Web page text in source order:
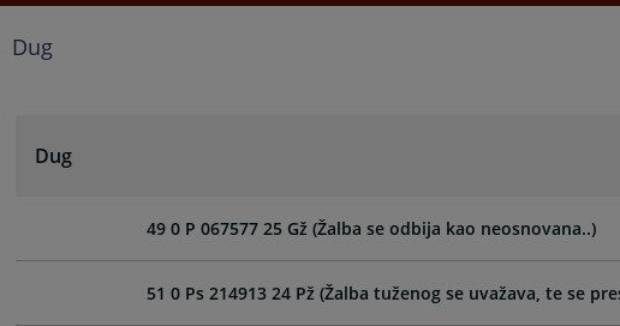
Dug
Dug
49 0 P 067577 25 Gž (Žalba se odbija kao neosnovana..)
51 0 Ps 214913 24 Pž (Žalba tuženog se uvažava, te se